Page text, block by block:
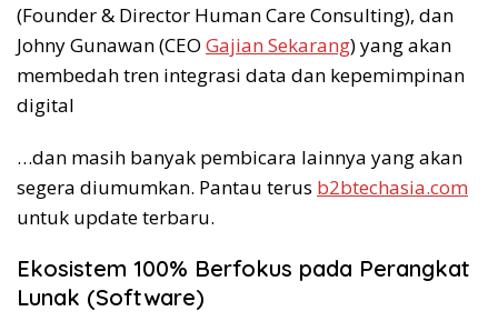
(Founder & Director Human Care Consulting), dan
Johny Gunawan (CEO Gajian Sekarang) yang akan
membedah tren integrasi data dan kepemimpinan
digital
…dan masih banyak pembicara lainnya yang akan
segera diumumkan. Pantau terus b2btechasia.com
untuk update terbaru.
Ekosistem 100% Berfokus pada Perangkat
Lunak (Software)